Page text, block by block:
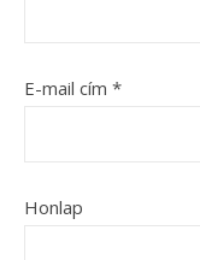
E-mail cím *
Honlap